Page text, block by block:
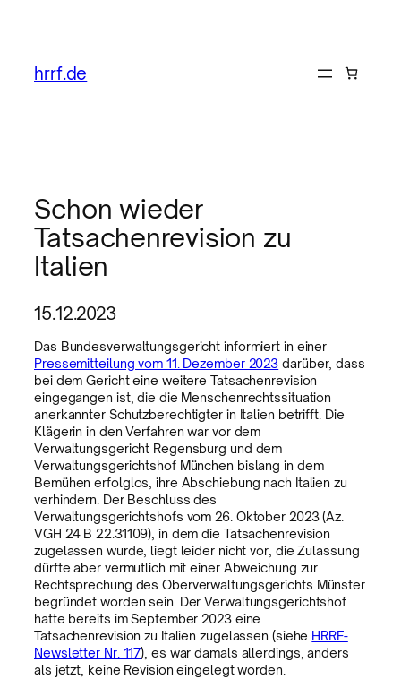
hrrf.de
Schon wieder
Tatsachenrevision zu
Italien
15.12.2023
Das Bundesverwaltungsgericht informiert in einer
Pressemitteilung vom 11. Dezember 2023 darüber, dass
bei dem Gericht eine weitere Tatsachenrevision
eingegangen ist, die die Menschenrechtssituation
anerkannter Schutzberechtigter in Italien betrifft. Die
Klägerin in den Verfahren war vor dem
Verwaltungsgericht Regensburg und dem
Verwaltungsgerichtshof München bislang in dem
Bemühen erfolglos, ihre Abschiebung nach Italien zu
verhindern. Der Beschluss des
Verwaltungsgerichtshofs vom 26. Oktober 2023 (Az.
VGH 24 B 22.31109), in dem die Tatsachenrevision
zugelassen wurde, liegt leider nicht vor, die Zulassung
dürfte aber vermutlich mit einer Abweichung zur
Rechtsprechung des Oberverwaltungsgerichts Münster
begründet worden sein. Der Verwaltungsgerichtshof
hatte bereits im September 2023 eine
Tatsachenrevision zu Italien zugelassen (siehe HRRF-
Newsletter Nr. 117), es war damals allerdings, anders
als jetzt, keine Revision eingelegt worden.